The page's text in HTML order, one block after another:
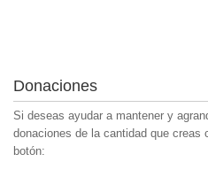
Donaciones
Si deseas ayudar a mantener y
donaciones de la cantidad que creas
botón: